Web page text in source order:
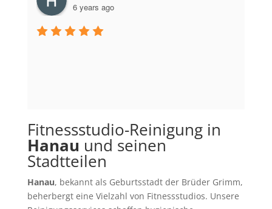
6 years ago
Fitnessstudio-Reinigung in
Hanau und seinen
Stadtteilen
Hanau, bekannt als Geburtsstadt der Brüder Grimm,
beherbergt eine Vielzahl von Fitnessstudios. Unsere